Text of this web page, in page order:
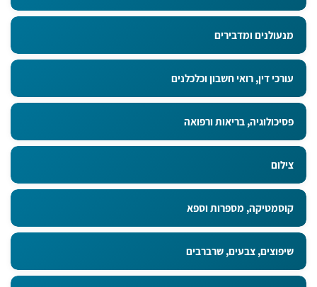
מנעולנים ומדבירים
עורכי דין, רואי חשבון וכלכלנים
פסיכולוגיה, בריאות ורפואה
צילום
קוסמטיקה, מספרות וספא
שיפוצים, צבעים, שרברבים